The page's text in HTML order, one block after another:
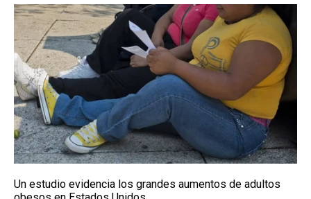
Un estudio evidencia los grandes aumentos de adultos